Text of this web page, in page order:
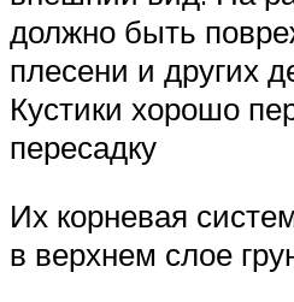
должно быть
плесени и других
Кустики хорошо
пересадку
Их корневая
в верхнем слое